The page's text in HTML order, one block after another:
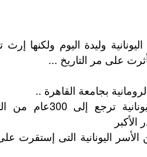
وليدة اليوم ولكنها
على مر التاريخ ...
بجامعة القاهرة ..
(أن العلاقات
اليونانية التى إستقرت